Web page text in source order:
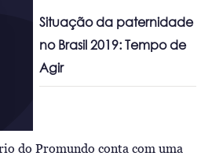
Situação da paternidade
no Brasil 2019: Tempo de
Agir
do Promundo conta com uma